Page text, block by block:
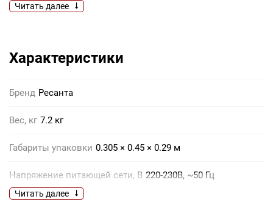
из водопровода в 10-литровую емкость, где нагревается
использования 1 человеком. Интенсивность нагрева
выбирается посредством вращения регулятора. Наличие
нагревателя при превышении установленной
температура воды в баке понижается ниже заданной.
Бойлер накопительного типа имеет цилиндрическую
раковиной, ванной. Для фиксации в вертикальном
положении на корпусе имеется крепежная планка,
Читать далее
Характеристики
Бренд Ресанта
Вес, кг 7.2 кг
Габариты упаковки 0.305 × 0.45 × 0.29 м
Напряжение питающей сети, В 220-230В, ~50 Гц
Мощность, Вт 2000
Читать далее